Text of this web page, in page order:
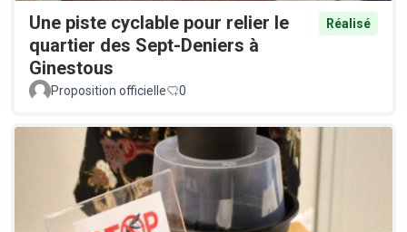
Une piste cyclable pour relier le
quartier des Sept-Deniers à
Ginestous
Réalisé
Proposition officielle 0